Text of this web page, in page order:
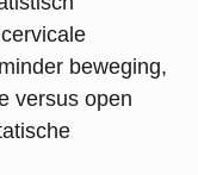
beweging,
versus open